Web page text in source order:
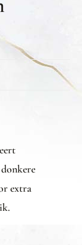
extra